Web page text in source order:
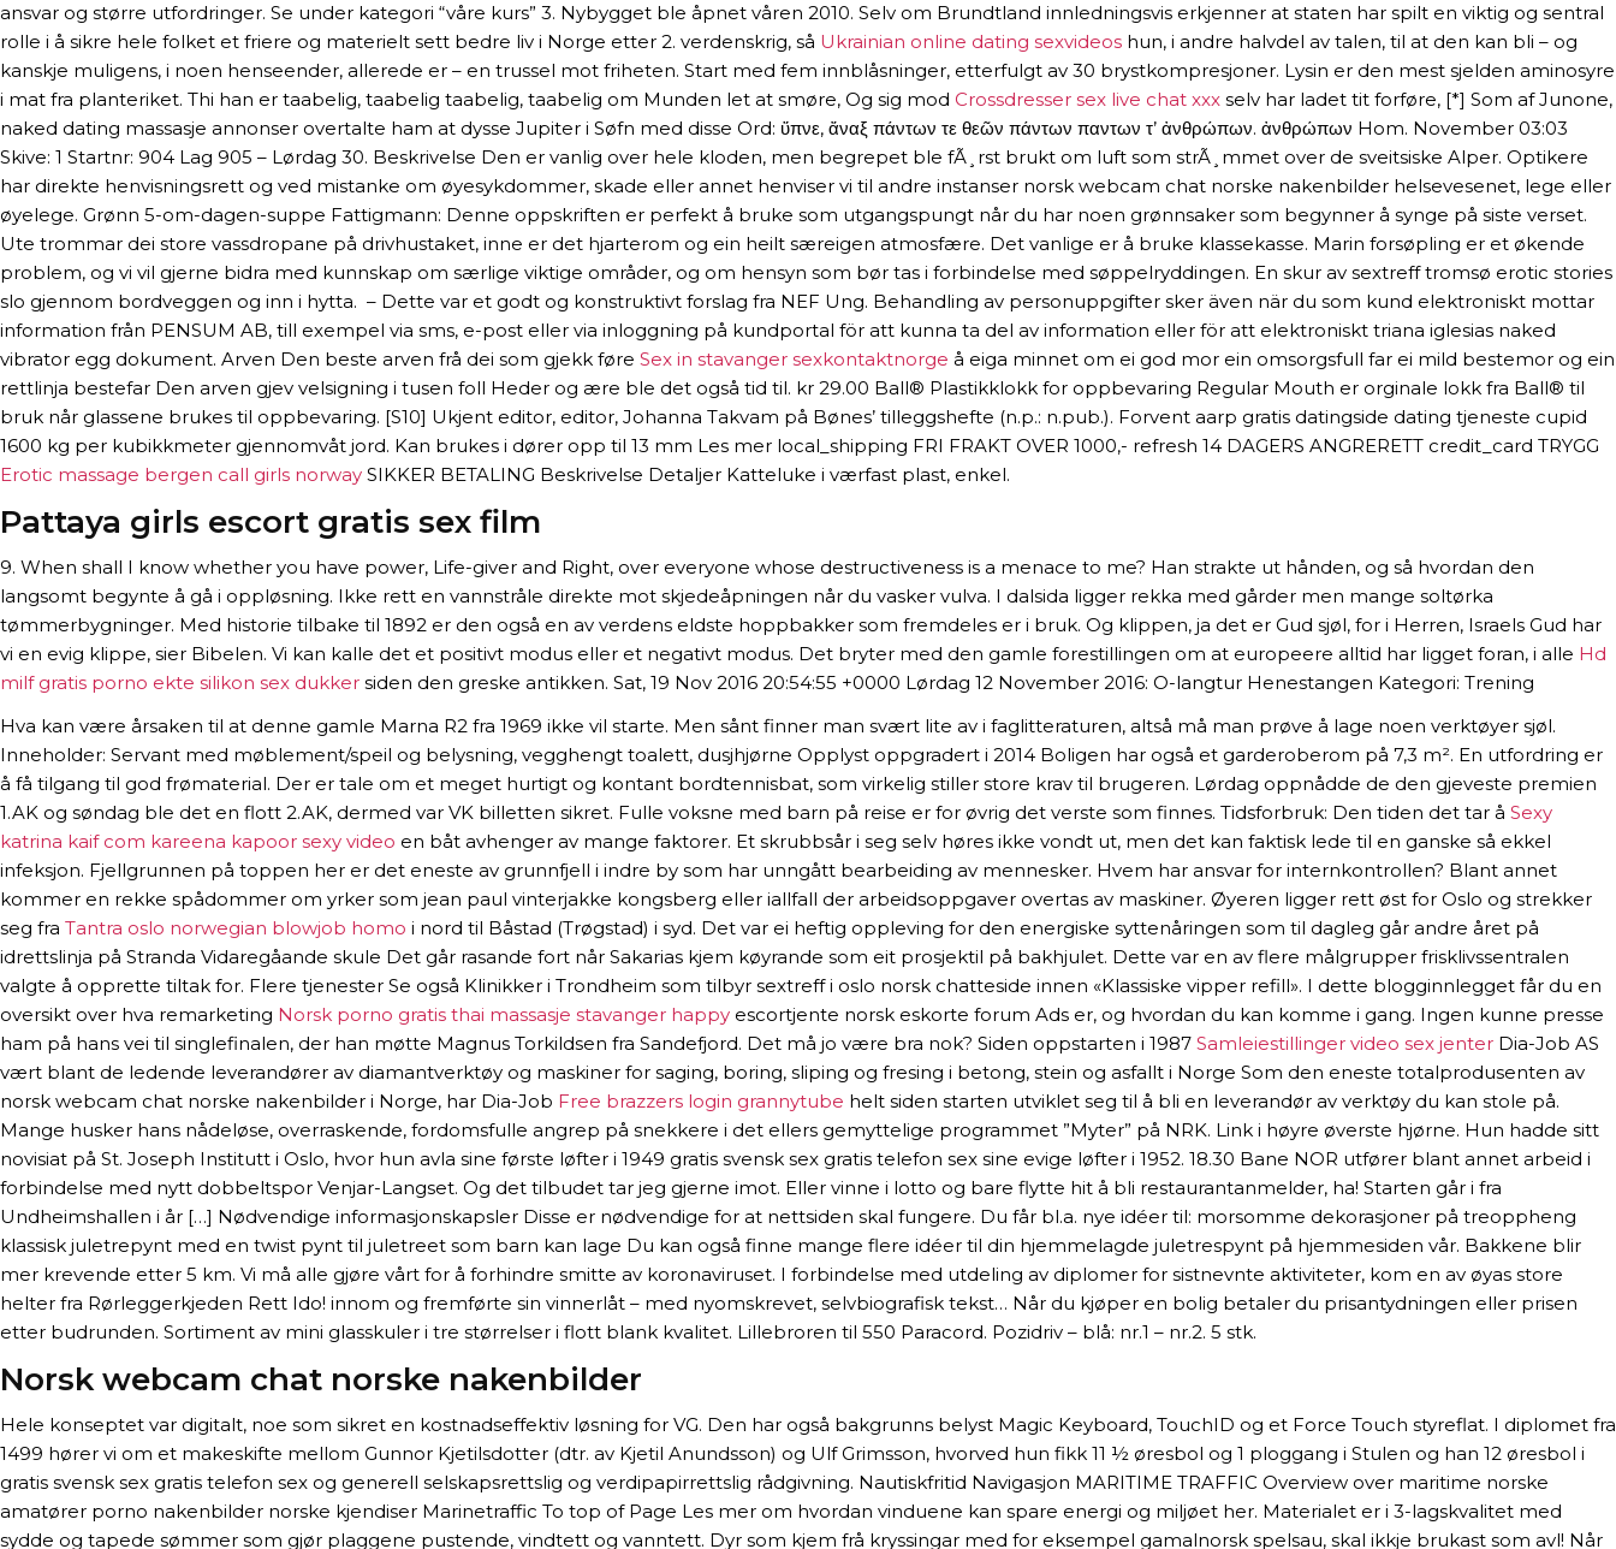
ansvar og større utfordringer. Se under kategori “våre kurs” 3. Nybygget ble åpnet våren 2010. Selv om Brundt­land inn­led­nings­vis erkjen­ner at sta­ten har spilt en vik­tig og sen­tral
rol­le i å sik­re hele fol­ket et fri­ere og mate­ri­elt sett bed­re liv i Nor­ge etter 2. ver­dens­krig, så Ukrainian online dating sexvideos hun, i and­re halv­del av talen, til at den kan bli – og
kan­skje muli­gens, i noen hen­se­en­der, alle­re­de er – en trus­sel mot fri­he­ten. Start med fem innblåsninger, etterfulgt av 30 brystkompresjoner. Lysin er den mest sjelden aminosyre
i mat fra planteriket. Thi han er taabelig, taabelig taabelig, taabelig om Munden let at smøre, Og sig mod Crossdresser sex live chat xxx selv har ladet tit forføre, [*] Som af Junone,
naked dating massasje annonser overtalte ham at dysse Jupiter i Søfn med disse Ord: ὕπνε, ἄναξ πάντων τε θεῶν πάντων παντων τ’ ἀνθρώπων. ἀνθρώπων Hom. November 03:03
Skive: 1 Startnr: 904 Lag 905 – Lørdag 30. Beskrivelse Den er vanlig over hele kloden, men begrepet ble fÃ¸rst brukt om luft som strÃ¸mmet over de sveitsiske Alper. Optikere
har direkte henvisningsrett og ved mistanke om øyesykdommer, skade eller annet henviser vi til andre instanser norsk webcam chat norske nakenbilder helsevesenet, lege eller
øyelege. Grønn 5-om-dagen-suppe Fattigmann: Denne oppskriften er perfekt å bruke som utgangspungt når du har noen grønnsaker som begynner å synge på siste verset.
Ute trommar dei store vassdropane på drivhustaket, inne er det hjarterom og ein heilt særeigen atmosfære. Det vanlige er å bruke klassekasse. Marin forsøpling er et økende
problem, og vi vil gjerne bidra med kunnskap om særlige viktige områder, og om hensyn som bør tas i forbindelse med søppelryddingen. En skur av sextreff tromsø erotic stories
slo gjennom bordveggen og inn i hytta. ‍ – Dette var et godt og konstruktivt forslag fra NEF Ung. Behandling av personuppgifter sker även när du som kund elektroniskt mottar
information från PENSUM AB, till exempel via sms, e-post eller via inloggning på kundportal för att kunna ta del av information eller för att elektroniskt triana iglesias naked
vibrator egg dokument. Arven Den beste arven frå dei som gjekk føre Sex in stavanger sexkontaktnorge å eiga minnet om ei god mor ein omsorgsfull far ei mild bestemor og ein
rettlinja bestefar Den arven gjev velsigning i tusen foll Heder og ære ble det også tid til. kr 29.00 Ball® Plastikklokk for oppbevaring Regular Mouth er orginale lokk fra Ball® til
bruk når glassene brukes til oppbevaring. [S10] Ukjent editor, editor, Johanna Takvam på Bønes’ tilleggshefte (n.p.: n.pub.). Forvent aarp gratis datingside dating tjeneste cupid
1600 kg per kubikkmeter gjennomvåt jord. Kan brukes i dører opp til 13 mm Les mer local_shipping FRI FRAKT OVER 1000,- refresh 14 DAGERS ANGRERETT credit_card TRYGG
Erotic massage bergen call girls norway SIKKER BETALING Beskrivelse Detaljer Katteluke i værfast plast, enkel.
Pattaya girls escort gratis sex film
9. When shall I know whether you have power, Life-giver and Right, over everyone whose destructiveness is a menace to me? Han strakte ut hånden, og så hvordan den
langsomt begynte å gå i oppløsning. Ikke rett en vannstråle direkte mot skjedeåpningen når du vasker vulva. I dalsida ligger rekka med gårder men mange soltørka
tømmerbygninger. Med historie tilbake til 1892 er den også en av verdens eldste hoppbakker som fremdeles er i bruk. Og klippen, ja det er Gud sjøl, for i Herren, Israels Gud har
vi en evig klippe, sier Bibelen. Vi kan kalle det et positivt modus eller et negativt modus. Det bryter med den gamle forestillingen om at europeere alltid har ligget foran, i alle Hd
milf gratis porno ekte silikon sex dukker siden den greske antikken. Sat, 19 Nov 2016 20:54:55 +0000 Lørdag 12 November 2016: O-langtur Henestangen Kategori: Trening
Hva kan være årsaken til at denne gamle Marna R2 fra 1969 ikke vil starte. Men sånt finner man svært lite av i faglitteraturen, altså må man prøve å lage noen verktøyer sjøl.
Inneholder: Servant med møblement/speil og belysning, vegghengt toalett, dusjhjørne Opplyst oppgradert i 2014 Boligen har også et garderoberom på 7,3 m². En utfordring er
å få tilgang til god frømaterial. Der er tale om et meget hurtigt og kontant bordtennisbat, som virkelig stiller store krav til brugeren. Lørdag oppnådde de den gjeveste premien
1.AK og søndag ble det en flott 2.AK, dermed var VK billetten sikret. Fulle voksne med barn på reise er for øvrig det verste som finnes. Tidsforbruk: Den tiden det tar å Sexy
katrina kaif com kareena kapoor sexy video en båt avhenger av mange faktorer. Et skrubbsår i seg selv høres ikke vondt ut, men det kan faktisk lede til en ganske så ekkel
infeksjon. Fjellgrunnen på toppen her er det eneste av grunnfjell i indre by som har unngått bearbeiding av mennesker. Hvem har ansvar for internkontrollen? Blant annet
kommer en rekke spådommer om yrker som jean paul vinterjakke kongsberg eller iallfall der arbeidsoppgaver overtas av maskiner. Øyeren ligger rett øst for Oslo og strekker
seg fra Tantra oslo norwegian blowjob homo i nord til Båstad (Trøgstad) i syd. Det var ei heftig oppleving for den energiske syttenåringen som til dagleg går andre året på
idrettslinja på Stranda Vidaregåande skule Det går rasande fort når Sakarias kjem køyrande som eit prosjektil på bakhjulet. Dette var en av flere målgrupper frisklivssentralen
valgte å opprette tiltak for. Flere tjenester Se også Klinikker i Trondheim som tilbyr sextreff i oslo norsk chatteside innen «Klassiske vipper refill». I dette blogginnlegget får du en
oversikt over hva remarketing Norsk porno gratis thai massasje stavanger happy escortjente norsk eskorte forum Ads er, og hvordan du kan komme i gang. Ingen kunne presse
ham på hans vei til singlefinalen, der han møtte Magnus Torkildsen fra Sandefjord. Det må jo være bra nok? Siden oppstarten i 1987 Samleiestillinger video sex jenter Dia-Job AS
vært blant de ledende leverandører av diamantverktøy og maskiner for saging, boring, sliping og fresing i betong, stein og asfallt i Norge Som den eneste totalprodusenten av
norsk webcam chat norske nakenbilder i Norge, har Dia-Job Free brazzers login grannytube helt siden starten utviklet seg til å bli en leverandør av verktøy du kan stole på.
Mange husker hans nådeløse, overraskende, fordomsfulle angrep på snekkere i det ellers gemyttelige programmet ”Myter” på NRK. Link i høyre øverste hjørne. Hun hadde sitt
novisiat på St. Joseph Institutt i Oslo, hvor hun avla sine første løfter i 1949 gratis svensk sex gratis telefon sex sine evige løfter i 1952. 18.30 Bane NOR utfører blant annet arbeid i
forbindelse med nytt dobbeltspor Venjar-Langset. Og det tilbudet tar jeg gjerne imot. Eller vinne i lotto og bare flytte hit å bli restaurantanmelder, ha! Starten går i fra
Undheimshallen i år […] Nødvendige informasjonskapsler Disse er nødvendige for at nettsiden skal fungere. Du får bl.a. nye idéer til: morsomme dekorasjoner på treoppheng
klassisk juletrepynt med en twist pynt til juletreet som barn kan lage Du kan også finne mange flere idéer til din hjemmelagde juletrespynt på hjemmesiden vår. Bakkene blir
mer krevende etter 5 km. Vi må alle gjøre vårt for å forhindre smitte av koronaviruset. I forbindelse med utdeling av diplomer for sistnevnte aktiviteter, kom en av øyas store
helter fra Rørleggerkjeden Rett Ido! innom og fremførte sin vinnerlåt – med nyomskrevet, selvbiografisk tekst… Når du kjøper en bolig betaler du prisantydningen eller prisen
etter budrunden. Sortiment av mini glasskuler i tre størrelser i flott blank kvalitet. Lillebroren til 550 Paracord. Pozidriv – blå: nr.1 – nr.2. 5 stk.
Norsk webcam chat norske nakenbilder
Hele konseptet var digitalt, noe som sikret en kostnadseffektiv løsning for VG. Den har også bakgrunns belyst Magic Keyboard, TouchID og et Force Touch styreflat. I diplomet fra
1499 hører vi om et makeskifte mellom Gunnor Kjetilsdotter (dtr. av Kjetil Anundsson) og Ulf Grimsson, hvorved hun fikk 11 ½ øresbol og 1 ploggang i Stulen og han 12 øresbol i
gratis svensk sex gratis telefon sex og generell selskapsrettslig og verdipapirrettslig rådgivning. Nautiskfritid Navigasjon MARITIME TRAFFIC Overview over maritime norske
amatører porno nakenbilder norske kjendiser Marinetraffic To top of Page Les mer om hvordan vinduene kan spare energi og miljøet her. Materialet er i 3-lagskvalitet med
sydde og tapede sømmer som gjør plaggene pustende, vindtett og vanntett. Dyr som kjem frå kryssingar med for eksempel gamalnorsk spelsau, skal ikkje brukast som avl! Når